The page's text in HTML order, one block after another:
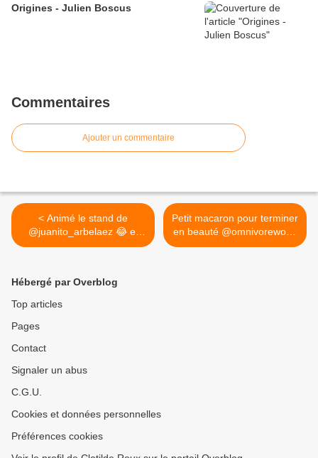
Origines - Julien Boscus
Commentaires
Ajouter un commentaire
< Animé le stand de
@juanito_arbelaez 😂 et
très bon #poulpe
Petit macaron pour terminer
en beauté @omnivoreworld
@badoit_fr >
Hébergé par Overblog
Top articles
Pages
Contact
Signaler un abus
C.G.U.
Cookies et données personnelles
Préférences cookies